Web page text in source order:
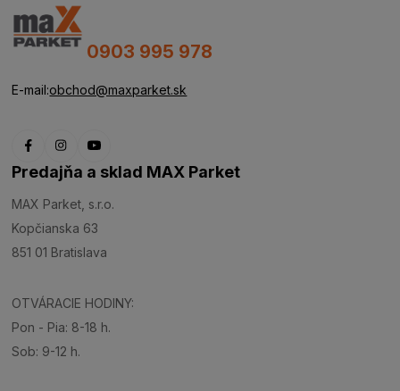
0903 995 978
E-mail:obchod@maxparket.sk
Predajňa a sklad MAX Parket
MAX Parket, s.r.o.
Kopčianska 63
851 01 Bratislava
OTVÁRACIE HODINY:
Pon - Pia: 8-18 h.
Sob: 9-12 h.